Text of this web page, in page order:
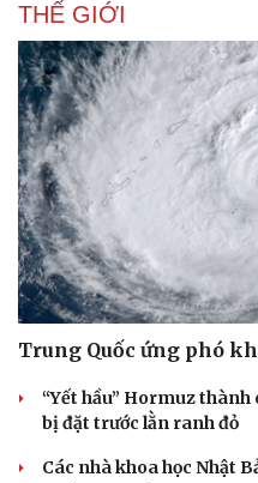
THẾ GIỚI
Trung Quốc ứng phó
“Yết hầu” Hormuz
bị đặt trước lằn ranh đỏ
Các nhà khoa học Nhật